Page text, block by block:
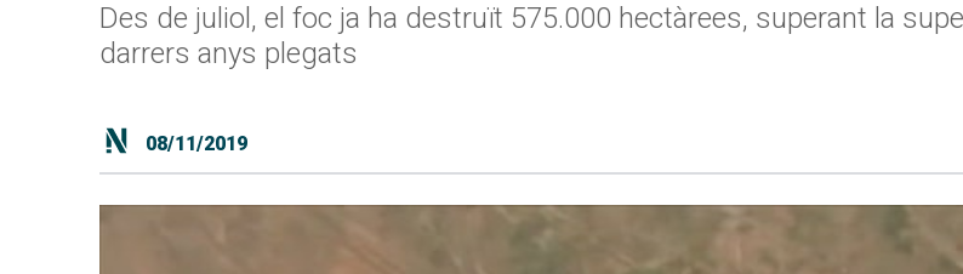
Des de juliol, el foc ja ha destruït 575.000 hectàrees, superant la
darrers anys plegats
08/11/2019